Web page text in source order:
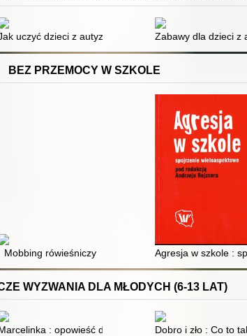
zaburzeniami integracji sensorycznej
umysłu : zeszyt ćwiczeń dla nauczycieli i rodziców
uczyć dzieci z autyzmem czytania umysłu :
Zabawy dla dzieci z
BEZ PRZEMOCY W SZKOLE
Mobbing rówieśniczy Agresja w szkole :
WYZWANIA DLA MŁODYCH (6-13 LAT)
i lasach: opowieść dla bardzo wrażliwych dzieci i ich
Dobro i zło : Co to